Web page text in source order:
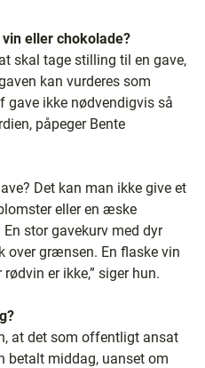
eller chokolade?
skal tage stilling til en gave,
kan vurderes som
gave ikke nødvendigvis så
påpeger Bente
Det kan man ikke give et
eller en æske
stor gavekurv med dyr
over grænsen. En flaske vin
er ikke,” siger hun.
at det som offentligt ansat
betalt middag, uanset om